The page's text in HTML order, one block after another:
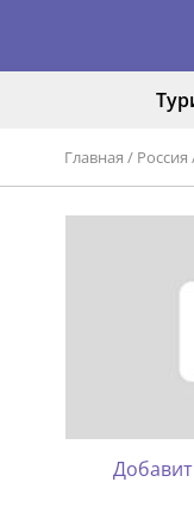
Главная / Россия